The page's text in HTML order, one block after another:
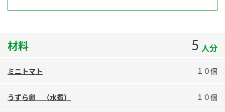
お酢を知ろう！
ぽん酢サワー
ミツカンのCMキッザニア東京「ぽん酢工房」
地図から取り扱い店舗を探す
材料 5 人分
ミニトマト １０個
うずら卵 （水煮） １０個